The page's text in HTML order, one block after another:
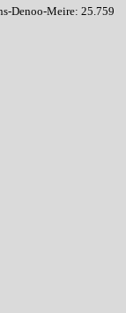
Denoo-Meire: 25.759